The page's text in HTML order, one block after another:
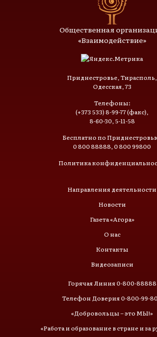
Общественная
«Взаимодействие»
Приднестровье, Тирасполь,
Одесская, 73
Телефоны:
(+373 533) 8-99-77 (факс),
8-60-30, 5-11-58
Бесплатно по
0 800 88888, 0 800 99800
Политика
Направления деятельности
Новости
Газета «Агора»
О нас
Контакты
Видеозаписи
Горячая Линия 0-800-88888
Телефон Доверия 0-800-99-
«Добровольцы – это МЫ!»
«Работа и образование в стране и за